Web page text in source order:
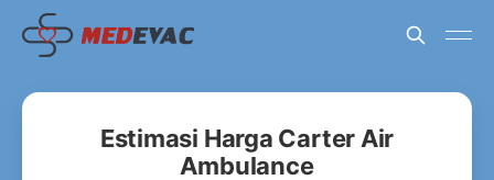
Estimasi Harga Carter Air
Ambulance